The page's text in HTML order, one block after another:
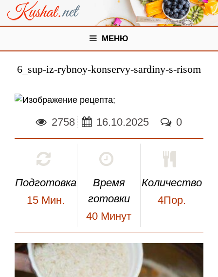
МЕНЮ
6_sup-iz-rybnoy-konservy-sardiny-s-risom
;
2758 16.10.2025 0
Подготовка
15 Мин.
Время
готовки
40 Минут
Количество
4Пор.